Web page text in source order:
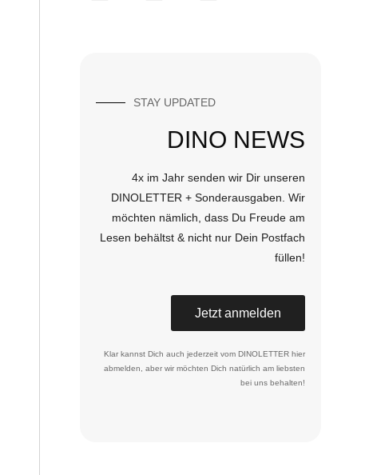
STAY UPDATED
DINO NEWS
4x im Jahr senden wir Dir unseren
DINOLETTER + Sonderausgaben. Wir
möchten nämlich, dass Du Freude am
Lesen behältst & nicht nur Dein Postfach
füllen!
Jetzt anmelden
Klar kannst Dich auch jederzeit vom DINOLETTER hier
abmelden, aber wir möchten Dich natürlich am liebsten
bei uns behalten!